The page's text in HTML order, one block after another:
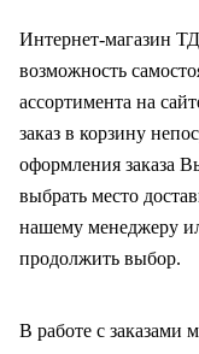
Интернет-магазин
возможность
ассортимента на
заказ в корзину
оформления заказа
выбрать место
нашему менеджеру
продолжить выбор.
В работе с заказами